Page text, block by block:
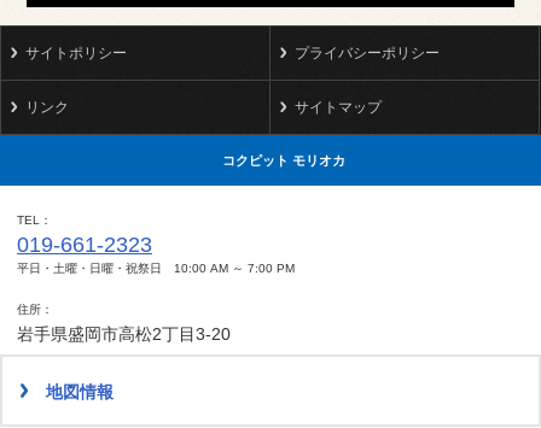
サイトポリシー プライバシーポリシー
リンク サイトマップ
コクピット モリオカ
TEL
019-661-2323
平日・土曜・日曜・祝祭日 10:00 AM ～ 7:00 PM
住所
岩手県盛岡市高松2丁目3-20
地図情報